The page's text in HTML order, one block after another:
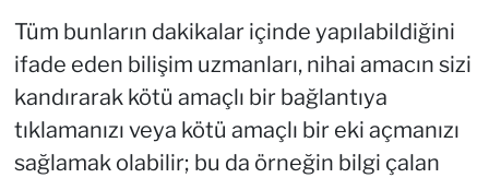
Tüm bunların dakikalar içinde yapılabildiğini
ifade eden bilişim uzmanları, nihai amacın sizi
kandırarak kötü amaçlı bir bağlantıya
tıklamanızı veya kötü amaçlı bir eki açmanızı
sağlamak olabilir; bu da örneğin bilgi çalan